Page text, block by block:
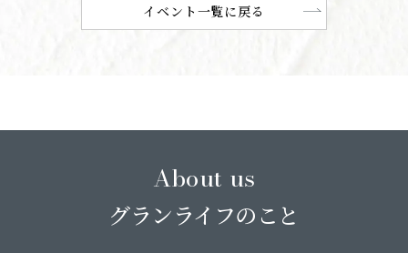
イベント一覧に戻る
About us
グランライフのこと